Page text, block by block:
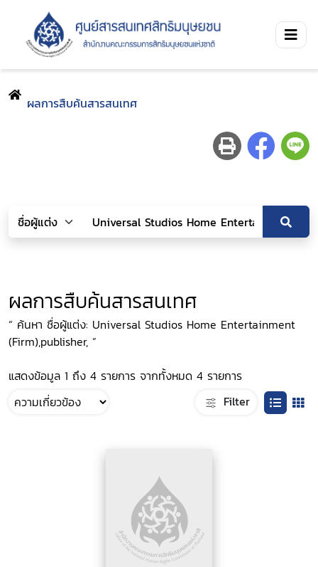
ผลการสืบค้นสารสนเทศ
ผลการสืบค้นสารสนเทศ
“ ค้นหา ชื่อผู้แต่ง: Universal Studios Home Entertainment
(Firm),publisher, ”
แสดงข้อมูล 1 ถึง 4 รายการ จากทั้งหมด 4 รายการ
Filter